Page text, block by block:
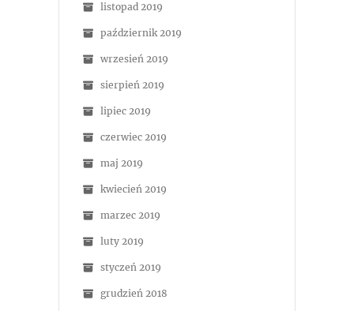
listopad 2019
październik 2019
wrzesień 2019
sierpień 2019
lipiec 2019
czerwiec 2019
maj 2019
kwiecień 2019
marzec 2019
luty 2019
styczeń 2019
grudzień 2018